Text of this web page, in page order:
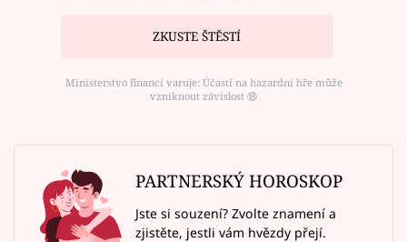
ZKUSTE ŠTĚSTÍ
Ministerstvo financí varuje: Účastí na hazardní hře může
vzniknout závislost ⑱
PARTNERSKÝ HOROSKOP
Jste si souzení? Zvolte znamení a
zjistěte, jestli vám hvězdy přejí.